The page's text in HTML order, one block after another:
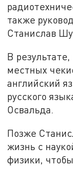
также
Станислав
В
местных
английский
русского
Освальда.
Позже
жизнь с
физики,